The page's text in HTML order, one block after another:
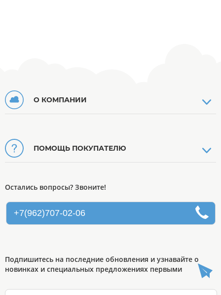
О КОМПАНИИ
ПОМОЩЬ ПОКУПАТЕЛЮ
Остались вопросы? Звоните!
+7(962)707-02-06
Подпишитесь на последние обновления и узнавайте о
новинках и специальных предложениях первыми